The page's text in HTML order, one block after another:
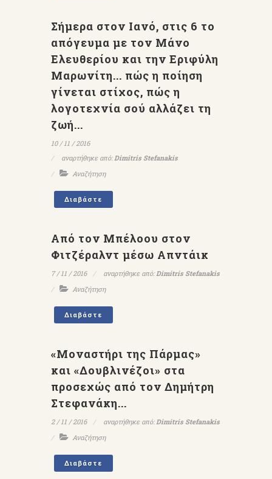
Σήμερα στον Ιανό, στις 6 το
απόγευμα με τον Μάνο
Ελευθερίου και την Εριφύλη
Μαρωνίτη... πώς η ποίηση
γίνεται στίχος, πώς η
λογοτεχνία σού αλλάζει τη
ζωή...
10 / 11 / 2016
αναρτήθηκε από:Dimitris Stefanakis
Αναζήτηση
Διαβάστε
Από τον Μπέλοου στον
Φιτζέραλντ μέσω Απντάικ
7 / 11 / 2016 αναρτήθηκε από:Dimitris Stefanakis
Αναζήτηση
Διαβάστε
«Μοναστήρι της Πάρμας»
και «Δουβλινέζοι» στα
προσεχώς από τον Δημήτρη
Στεφανάκη...
2 / 11 / 2016 αναρτήθηκε από:Dimitris Stefanakis
Αναζήτηση
Διαβάστε